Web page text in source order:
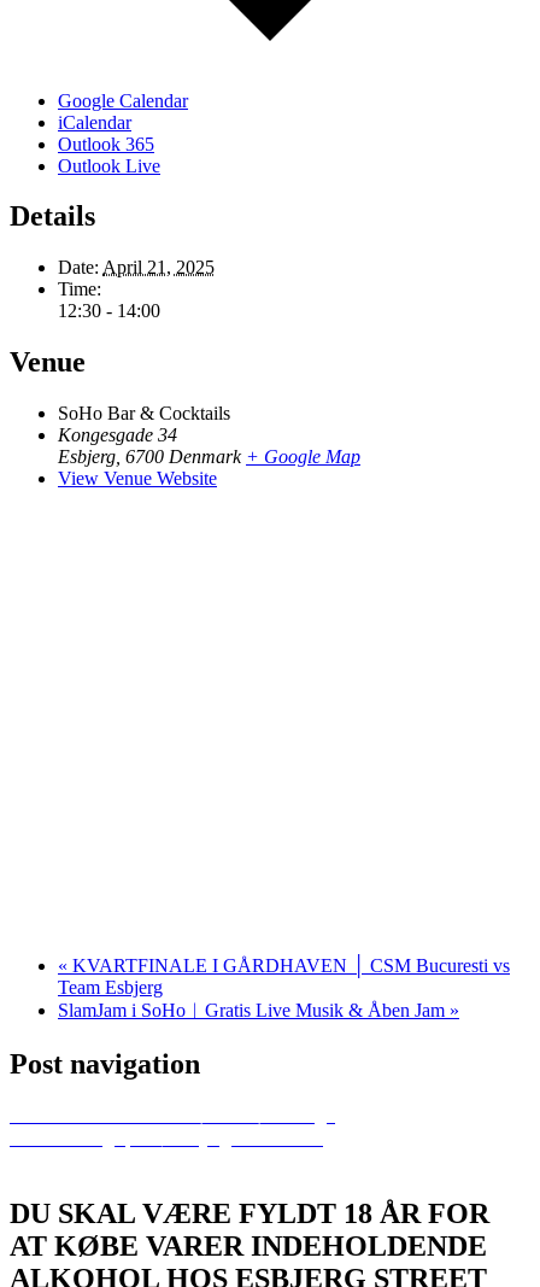
Google Calendar
iCalendar
Outlook 365
Outlook Live
Details
Date: April 21, 2025
Time:
12:30 - 14:00
Venue
SoHo Bar & Cocktails
Kongesgade 34
Esbjerg 6700 Denmark + Google Map
View Venue Website
« KVARTFINALE I GÅRDHAVEN │ CSM Bucuresti vs
Team Esbjerg
SlamJam i SoHo︱Gratis Live Musik & Åben Jam »
Post navigation
DU SKAL VÆRE FYLDT 18 ÅR FOR
AT KØBE VARER INDEHOLDENDE
ALKOHOL HOS ESBJERG STREET